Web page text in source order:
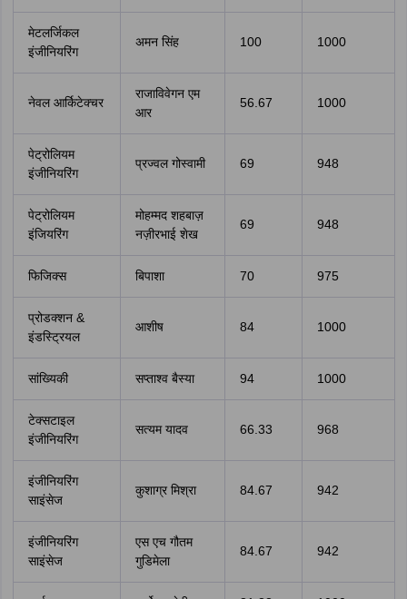
मेटलर्जिकल
इंजीनियरिंग
अमन सिंह 100 1000
नेवल आर्किटेक्चर
राजाविवेगन एम
आर
56.67 1000
पेट्रोलियम
इंजीनियरिंग
प्रज्वल गोस्वामी 69 948
पेट्रोलियम
इंजियरिंग
मोहम्मद शहबाज़
नज़ीरभाई शेख
69 948
फिजिक्स बिपाशा 70 975
प्रोडक्शन &
इंडस्ट्रियल
आशीष 84 1000
सांख्यिकी सप्ताश्व बैस्या 94 1000
टेक्सटाइल
इंजीनियरिंग
सत्यम यादव 66.33 968
इंजीनियरिंग
साइंसेज
कुशाग्र मिश्रा 84.67 942
इंजीनियरिंग
साइंसेज
एस एच गौतम
गुडिमेला
84.67 942